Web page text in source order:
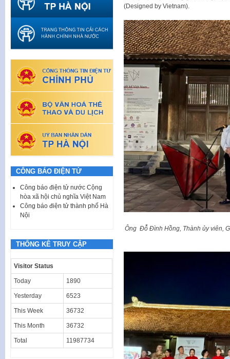
(Designed by Vietnam).
Ông Đỗ Đình Hồng, Thành ủy viên,
CÔNG BÁO ĐIỆN TỬ
Công báo điện tử nước Cộng
hòa xã hội chủ nghĩa Việt Nam
Công báo điện tử thành phố Hà
Nội
THỐNG KÊ TRUY CẬP
Visitor Status
Today 1890
Yesterday 6523
This Week 36732
This Month 36732
Total 11987734